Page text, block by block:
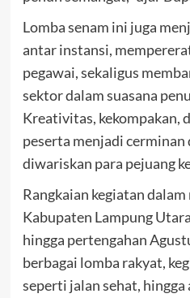
Lomba senam ini juga
antar instansi,
pegawai, sekaligus
sektor dalam suasana
Kreativitas, kekompakan,
peserta menjadi
diwariskan para pejuang
Rangkaian kegiatan
Kabupaten Lampung
hingga pertengahan
berbagai lomba rakyat,
seperti jalan sehat, hingga